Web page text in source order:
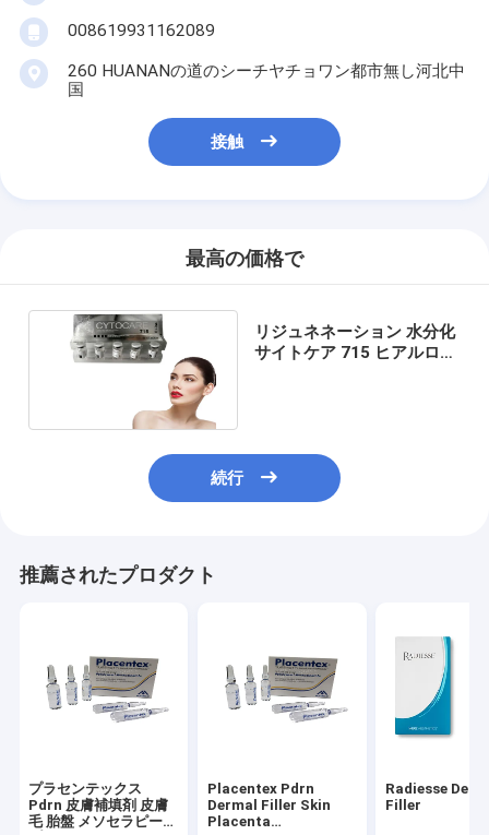
008619931162089
260 HUANANの道のシーチヤチョワン都市無し河北中
国
接触
最高の価格で
リジュネネーション 水分化
サイトケア 715 ヒアルロン
続行
推薦されたプロダクト
プラセンテックス
Pdrn 皮膚補填剤 皮膚
毛 胎盤 メソセラピー
Placentex Pdrn
Dermal Filler Skin
Placenta
Radiesse
Filler